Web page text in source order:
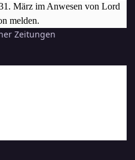
März im Anwesen von Lord
melden.
Zeitungen